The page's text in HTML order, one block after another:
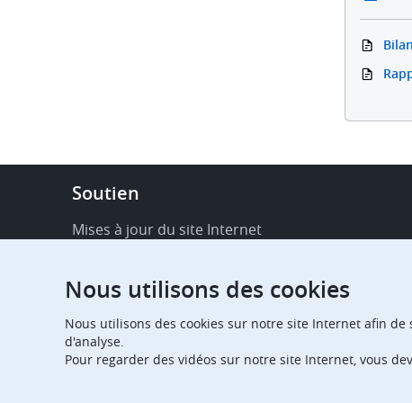
Footer
Service
Soutien
Mises à jour du site Internet
FAQ
Publications
Notifications relatives aux procédures
Nous utilisons des cookies
Nous utilisons des cookies sur notre site Internet afin
d'analyse.
Pour regarder des vidéos sur notre site Internet, vous